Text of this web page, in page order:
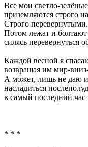
Все мои светло-
приземляются строго
Строго перевернутыми.
Потом лежат и
силясь перевернуться
Каждой весной я
возвращая им мир-
А может, лишь не даю
насладиться
в самый последний
* * *